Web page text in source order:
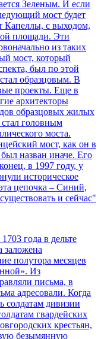
Зеленым. И если
мост будет
Капеллы, с выходом,
площади. Эти
из таких
мост, который
был по этой
образцовым. В
проекты. Еще в
архитекторы
образцовых жилых
головным
моста.
мост, как он в
назван иначе. Его
в 1997 году, у
историческое
цепочка – Синий,
и сейчас"
года в дельте
заложена
полутора месяцев
Из
письма, в
адресовали. Когда
солдатам дивизии
гвардейских
крестьян,
безымянную